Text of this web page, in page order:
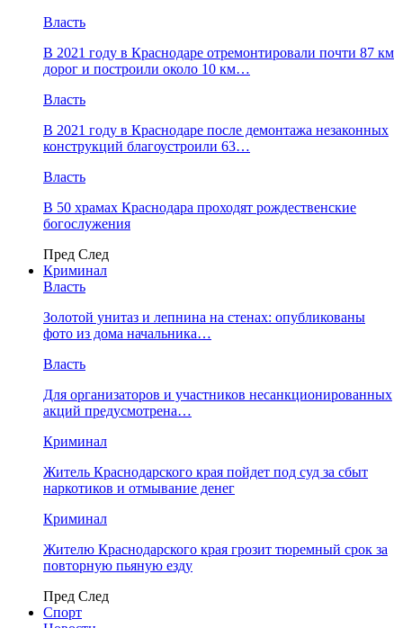
Власть
В 2021 году в Краснодаре отремонтировали почти 87 км
дорог и построили около 10 км…
Власть
В 2021 году в Краснодаре после демонтажа незаконных
конструкций благоустроили 63…
Власть
В 50 храмах Краснодара проходят рождественские
богослужения
Пред След
Криминал
Власть
​Золотой унитаз и лепнина на стенах: опубликованы
фото из дома начальника…
Власть
Для организаторов и участников несанкционированных
акций предусмотрена…
Криминал
Житель Краснодарского края пойдет под суд за сбыт
наркотиков и отмывание денег
Криминал
Жителю Краснодарского края грозит тюремный срок за
повторную пьяную езду
Пред След
Спорт